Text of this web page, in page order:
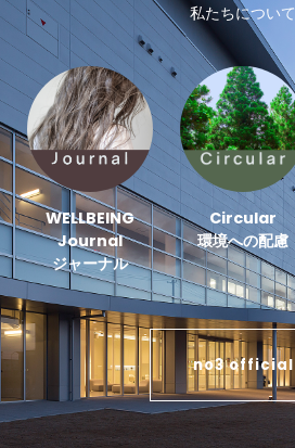
私たちについて
WELLBEING
Journal
ジャーナル
Circular
環境への配慮
no3 official